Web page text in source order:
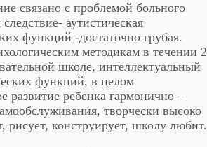
связано с проблемой больного
аутистическая
функций -достаточно грубая.
методикам в течении 2
школе, интеллектуальный
функций, в целом
развитие ребенка гармонично –
творчески высоко
конструирует, школу любит.